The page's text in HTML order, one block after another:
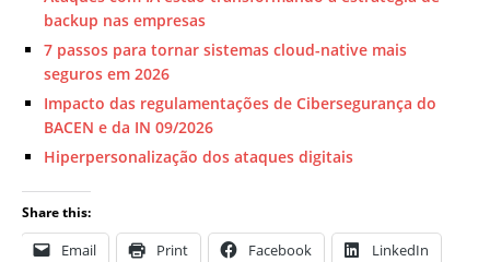
backup nas empresas
7 passos para tornar sistemas cloud-native mais
seguros em 2026
Impacto das regulamentações de Cibersegurança do
BACEN e da IN 09/2026
Hiperpersonalização dos ataques digitais
Share this:
Email Print Facebook LinkedIn